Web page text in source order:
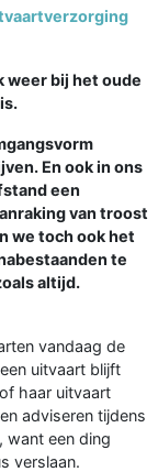
weer bij het oude
En ook in ons
een
van troost
we toch ook het
te
altijd.
vandaag de
uitvaart blijft
haar uitvaart
adviseren tijdens
want een ding
verslaan.